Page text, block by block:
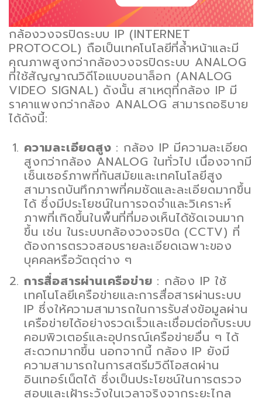
กล้องวงจรปิดระบบ IP (INTERNET
PROTOCOL) ถือเป็นเทคโนโลยีที่ล้ำหน้าและมี
คุณภาพสูงกว่ากล้องวงจรปิดระบบ ANALOG
ที่ใช้สัญญาณวิดีโอแบบอนาล็อก (ANALOG
VIDEO SIGNAL) ดังนั้น สาเหตุที่กล้อง IP มี
ราคาแพงกว่ากล้อง ANALOG สามารถอธิบาย
ได้ดังนี้:
ความละเอียดสูง : กล้อง IP มีความละเอียด
สูงกว่ากล้อง ANALOG ในทั่วไป เนื่องจากมี
เซ็นเซอร์ภาพที่ทันสมัยและเทคโนโลยีสูง
สามารถบันทึกภาพที่คมชัดและละเอียดมากขึ้น
ได้ ซึ่งมีประโยชน์ในการจดจำและวิเคราะห์
ภาพที่เกิดขึ้นในพื้นที่ที่มองเห็นได้ชัดเจนมาก
ขึ้น เช่น ในระบบกล้องวงจรปิด (CCTV) ที่
ต้องการตรวจสอบรายละเอียดเฉพาะของ
บุคคลหรือวัตถุต่าง ๆ
การสื่อสารผ่านเครือข่าย : กล้อง IP ใช้
เทคโนโลยีเครือข่ายและการสื่อสารผ่านระบบ
IP ซึ่งให้ความสามารถในการรับส่งข้อมูลผ่าน
เครือข่ายได้อย่างรวดเร็วและเชื่อมต่อกับระบบ
คอมพิวเตอร์และอุปกรณ์เครือข่ายอื่น ๆ ได้
สะดวกมากขึ้น นอกจากนี้ กล้อง IP ยังมี
ความสามารถในการสตรีมวิดีโอสดผ่าน
อินเทอร์เน็ตได้ ซึ่งเป็นประโยชน์ในการตรวจ
สอบและเฝ้าระวังในเวลาจริงจากระยะไกล